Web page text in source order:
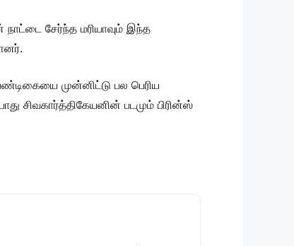
நாட்டை சேர்ந்த மரியாவும் இந்த
முன்னிட்டு பல பெரிய
சிவகார்த்திகேயனின் படமும் பிரின்ஸ்